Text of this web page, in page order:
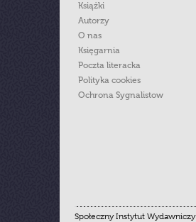
Książki
Autorzy
O nas
Księgarnia
Poczta literacka
Polityka cookies
Ochrona Sygnalistow
Społeczny Instytut